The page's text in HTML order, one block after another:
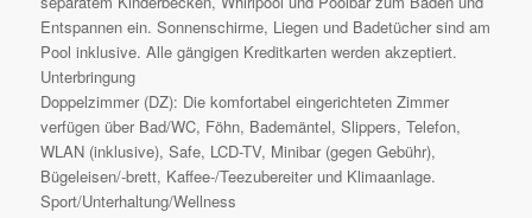
Entspannen ein. Sonnenschirme, Liegen und Badetücher sind am
Pool inklusive. Alle gängigen Kreditkarten werden akzeptiert.
Unterbringung
Doppelzimmer (DZ): Die komfortabel eingerichteten Zimmer
verfügen über Bad/WC, Föhn, Bademäntel, Slippers, Telefon,
WLAN (inklusive), Safe, LCD-TV, Minibar (gegen Gebühr),
Bügeleisen/-brett, Kaffee-/Teezubereiter und Klimaanlage.
Sport/Unterhaltung/Wellness